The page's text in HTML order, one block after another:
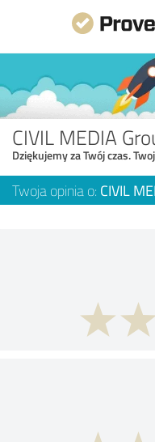
CIVIL MEDIA
Dziękujemy za Twój czas.
Twoja opinia o: CIVIL